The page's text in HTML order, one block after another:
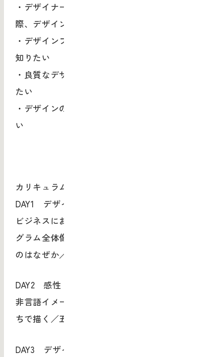
・デザイナーへの発注や社内へのプレゼンの
際、デザインを理論立てて説明したい
・デザインプロジェクトを進めるための勘所を
知りたい
・良質なデザイン事例とその理由、構造を知り
たい
・デザインの視点で思考・発想する力を磨きた
い
カリキュラム：
DAY1 デザインリテラシーとは
ビジネスにおけるデザイン課題を考える／プロ
グラム全体像の共有／デザインを見る目がない
のはなぜか／イメージを他者と共有するには
DAY2 感性トレーニング
非言語イメージを可視化する／感情を色とかた
ちで描く／五感をつかったデザイン体験
DAY3 デザインの読み解き1